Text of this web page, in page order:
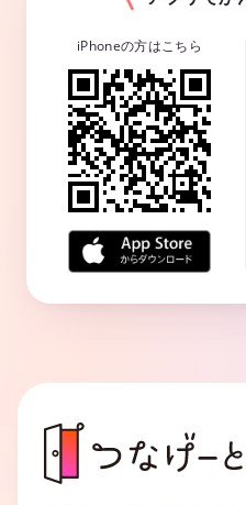
iPhoneの方はこちら